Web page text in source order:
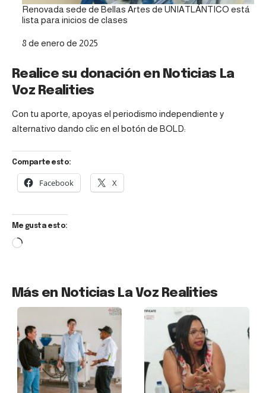
Renovada sede de Bellas Artes de UNIATLÁNTICO está
lista para inicios de clases
Fecha
8 de enero de 2025
Realice su donación en Noticias La
Voz Realities
Con tu aporte, apoyas el periodismo independiente y
alternativo dando clic en el botón de BOLD:
Comparte esto:
Facebook X
Me gusta esto:
Más en Noticias La Voz Realities